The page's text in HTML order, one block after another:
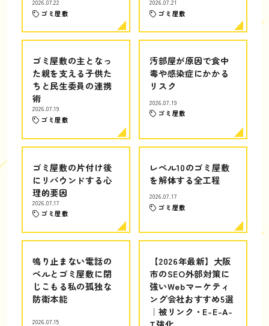
2026.07.22
ゴミ屋敷
2026.07.21
ゴミ屋敷
ゴミ屋敷の主となっ
た親を支える子供た
ちと民生委員の連携
術
2026.07.19
ゴミ屋敷
汚部屋が原因で食中
毒や感染症にかかる
リスク
2026.07.19
ゴミ屋敷
ゴミ屋敷の片付け後
にリバウンドする心
理的要因
2026.07.17
ゴミ屋敷
レベル10のゴミ屋敷
を解体する全工程
2026.07.17
ゴミ屋敷
鳴り止まない電話の
ベルとゴミ屋敷に閉
じこもる私の孤独な
防衛本能
2026.07.15
【2026年最新】大阪
市のSEO外部対策に
強いWebマーケティ
ング会社おすすめ5選
｜被リンク・E-E-A-